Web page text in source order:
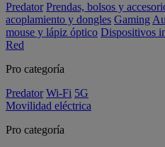
Predator Prendas, bolsos y
acoplamiento y dongles Gaming
mouse y lápiz óptico Dispositivos
Red
Pro categoría
Predator Wi-Fi 5G
Movilidad eléctrica
Pro categoría